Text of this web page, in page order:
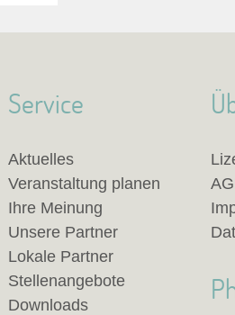
Service
Aktuelles
Veranstaltung planen
Ihre Meinung
Unsere Partner
Lokale Partner
Stellenangebote
Downloads